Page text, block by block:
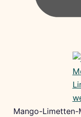
Mango-Limetten-